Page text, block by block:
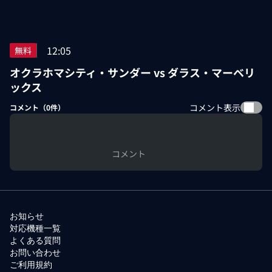
無料 12:05
オクラホマシティ・サンダー vs ダラス・マーベリ
ックス
コメント（0件） コメント表示
コメント
お知らせ
対応機種一覧
よくある質問
お問い合わせ
ご利用規約